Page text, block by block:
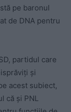
pe baronul
de DNA pentru
partidul care
și
acest subiect,
că și PNL